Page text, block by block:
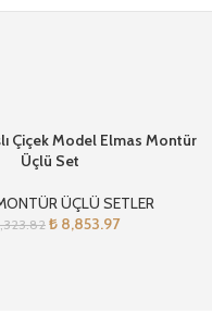
Çiçek Model Elmas Montür
Üçlü Set
ÜÇLÜ SETLER
₺ 8,853.97